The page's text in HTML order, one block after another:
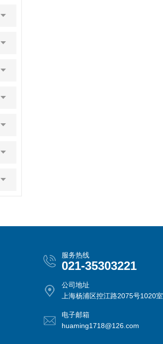
服务热线
021-35303221
公司地址
上海杨浦区控江路2075号1020室
电子邮箱
huaming1718@126.com